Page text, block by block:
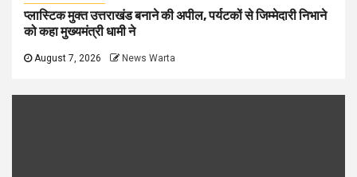
प्लास्टिक मुक्त उत्तराखंड बनाने की अपील, पर्यटकों से जिम्मेदारी निभाने
को कहा मुख्यमंत्री धामी ने
August 7, 2026 News Warta